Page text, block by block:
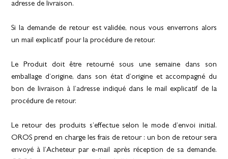
adresse de livraison.
Si la demande de retour est validée, nous vous enverrons alors
un mail explicatif pour la procédure de retour.
Le Produit doit être retourné sous une semaine dans son
emballage d’origine, dans son état d’origine et accompagné du
bon de livraison à l’adresse indiqué dans le mail explicatif de la
procédure de retour.
Le retour des produits s’effectue selon le mode d’envoi initial.
OROS prend en charge les frais de retour : un bon de retour sera
envoyé à l’Acheteur par e-mail après réception de sa demande.